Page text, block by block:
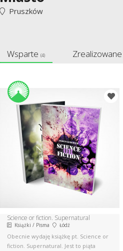
Pruszków
Wsparte (4) Zrealizowane
Science or fiction. Supernatural
Książki / Pisma Łódź
Obecnie wydaję książkę pt. Science or
fiction. Supernatural. Jest to piąta